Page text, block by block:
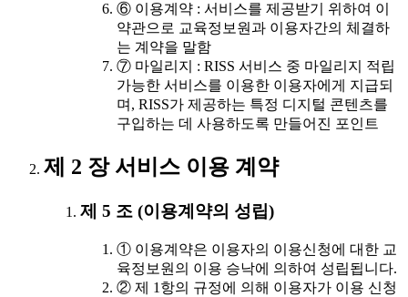
⑥ 이용계약 : 서비스를 제공받기 위하여 이
약관으로 교육정보원과 이용자간의 체결하
는 계약을 말함
⑦ 마일리지 : RISS 서비스 중 마일리지 적립
가능한 서비스를 이용한 이용자에게 지급되
며, RISS가 제공하는 특정 디지털 콘텐츠를
구입하는 데 사용하도록 만들어진 포인트
제 2 장 서비스 이용 계약
제 5 조 (이용계약의 성립)
① 이용계약은 이용자의 이용신청에 대한 교
육정보원의 이용 승낙에 의하여 성립됩니다.
② 제 1항의 규정에 의해 이용자가 이용 신청